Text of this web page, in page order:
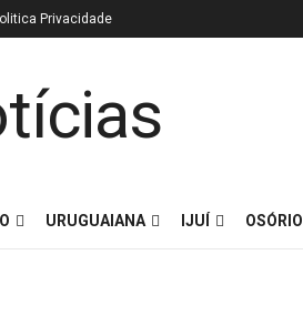
Privacidade
URUGUAIANA IJUÍ OSÓRIO